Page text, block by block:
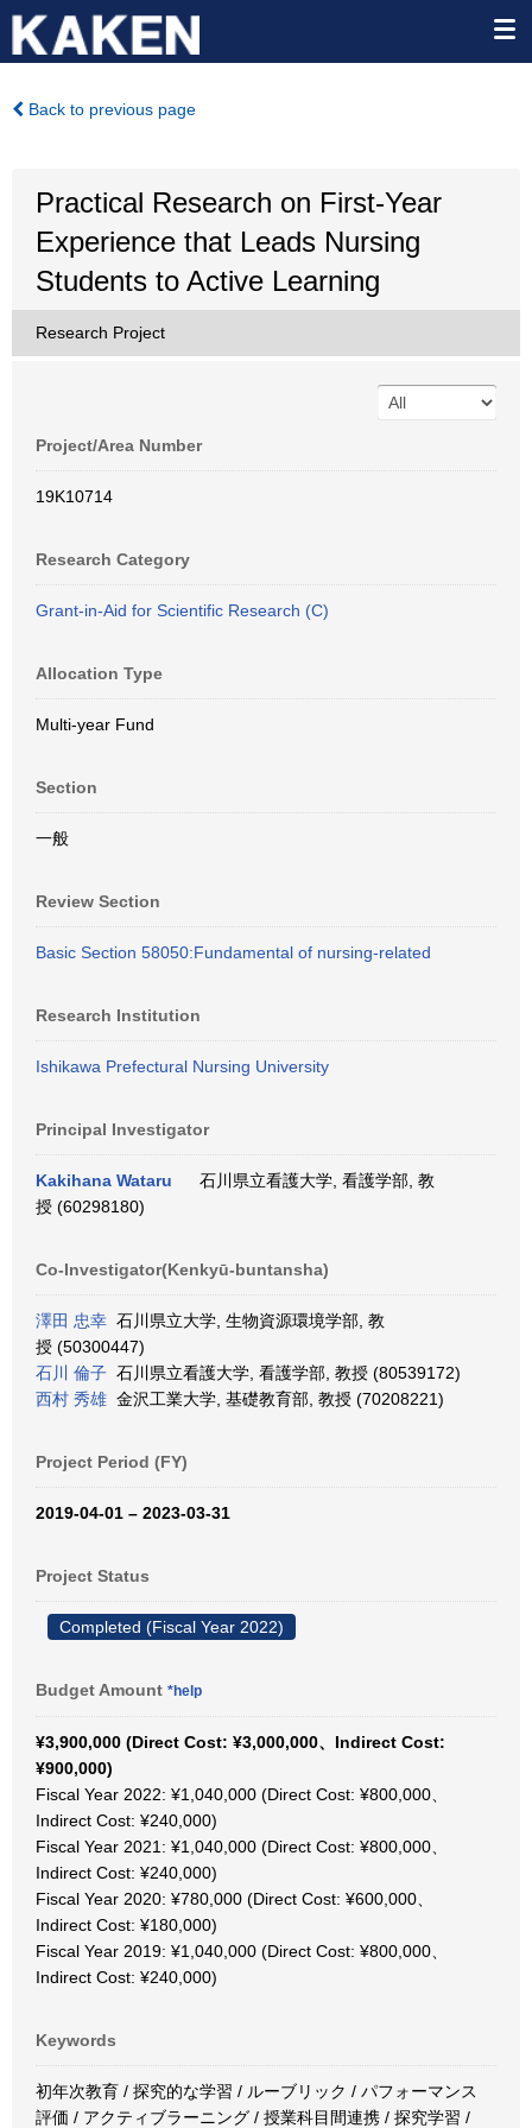
Back to previous page
Practical Research on First-Year
Experience that Leads Nursing
Students to Active Learning
Research Project
Project/Area Number
19K10714
Research Category
Grant-in-Aid for Scientific Research (C)
Allocation Type
Multi-year Fund
Section
一般
Review Section
Basic Section 58050:Fundamental of nursing-related
Research Institution
Ishikawa Prefectural Nursing University
Principal Investigator
Kakihana Wataru
石川県立看護大学, 看護学部, 教
授 (60298180)
Co-Investigator(Kenkyū-buntansha)
澤田 忠幸 石川県立大学, 生物資源環境学部, 教
授 (50300447)
石川 倫子 石川県立看護大学, 看護学部, 教授 (80539172)
西村 秀雄 金沢工業大学, 基礎教育部, 教授 (70208221)
Project Period (FY)
2019-04-01 – 2023-03-31
Project Status
Completed (Fiscal Year 2022)
Budget Amount *help
¥3,900,000 (Direct Cost: ¥3,000,000、Indirect Cost:
¥900,000)
Fiscal Year 2022: ¥1,040,000 (Direct Cost: ¥800,000、
Indirect Cost: ¥240,000)
Fiscal Year 2021: ¥1,040,000 (Direct Cost: ¥800,000、
Indirect Cost: ¥240,000)
Fiscal Year 2020: ¥780,000 (Direct Cost: ¥600,000、
Indirect Cost: ¥180,000)
Fiscal Year 2019: ¥1,040,000 (Direct Cost: ¥800,000、
Indirect Cost: ¥240,000)
Keywords
初年次教育 / 探究的な学習 / ルーブリック / パフォーマンス
評価 / アクティブラーニング / 授業科目間連携 / 探究学習 /